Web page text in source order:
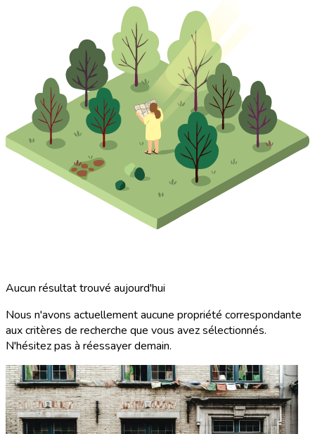
Aucun résultat trouvé aujourd'hui
Nous n'avons actuellement aucune propriété correspondante
aux critères de recherche que vous avez sélectionnés.
N'hésitez pas à réessayer demain.